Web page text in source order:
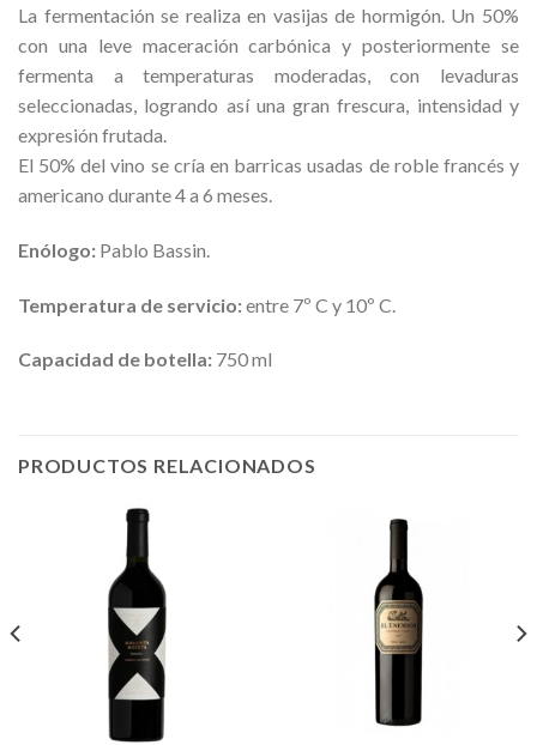
La fermentación se realiza en vasijas de hormigón. Un 50%
con una leve maceración carbónica y posteriormente se
fermenta a temperaturas moderadas, con levaduras
seleccionadas, logrando así una gran frescura, intensidad y
expresión frutada.
El 50% del vino se cría en barricas usadas de roble francés y
americano durante 4 a 6 meses.
Enólogo: Pablo Bassin.
Temperatura de servicio:entre 7º C y 10º C.
Capacidad de botella: 750 ml
PRODUCTOS RELACIONADOS